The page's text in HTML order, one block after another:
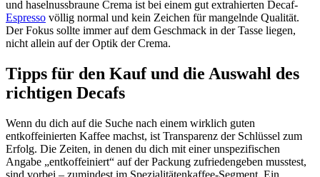
und haselnussbraune Crema ist bei einem gut extrahierten Decaf-
Espresso völlig normal und kein Zeichen für mangelnde Qualität.
Der Fokus sollte immer auf dem Geschmack in der Tasse liegen,
nicht allein auf der Optik der Crema.
Tipps für den Kauf und die Auswahl des
richtigen Decafs
Wenn du dich auf die Suche nach einem wirklich guten
entkoffeinierten Kaffee machst, ist Transparenz der Schlüssel zum
Erfolg. Die Zeiten, in denen du dich mit einer unspezifischen
Angabe „entkoffeiniert“ auf der Packung zufriedengeben musstest,
sind vorbei – zumindest im Spezialitätenkaffee-Segment. Ein